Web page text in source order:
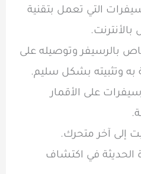
التي تعمل بتقنية
بالرسيفر وتوصيله على
به وتثبيته بشكل سليم.
على الأقمار
إلى آخر متحرك.
الحديثة في اكتشاف